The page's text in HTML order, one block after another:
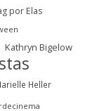
por Elas
Kathryn Bigelow
Heller